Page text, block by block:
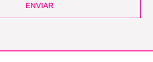
ENVIAR